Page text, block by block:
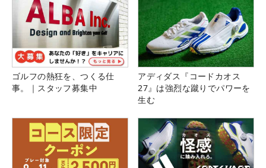
ゴルフの熱狂を、つくる仕
事。｜スタッフ募集中
アディダス『コードカオス
27』は強烈な蹴りでパワーを
生む